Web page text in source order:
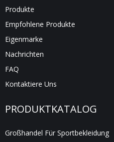
Produkte
Empfohlene Produkte
Eigenmarke
Nachrichten
FAQ
Kontaktiere Uns
PRODUKTKATALOG
Großhandel Für Sportbekleidung